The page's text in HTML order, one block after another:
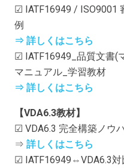
☑ IATF16949 / ISO9001
例
⇒ 詳しくはこちら
☑ IATF16949_品質文書(
マニュアル_学習教材
⇒ 詳しくはこちら
【VDA6.3教材】
☑ VDA6.3 完全構築ノウ
⇒ 詳しくはこちら
☑ IATF16949⇔VDA6.3対